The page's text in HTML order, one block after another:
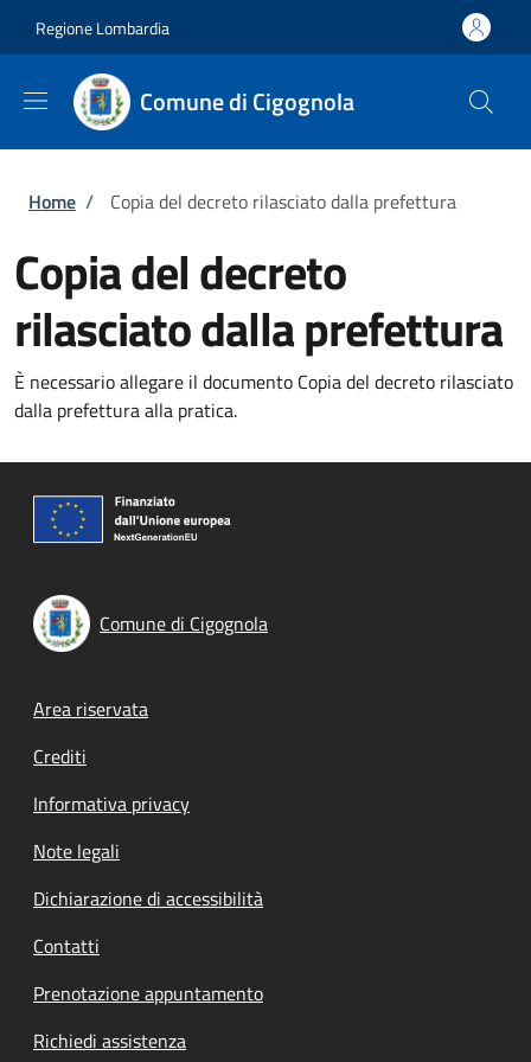
Regione Lombardia
Comune di Cigognola
Briciole di pane
Home / Copia del decreto rilasciato dalla prefettura
Copia del decreto
rilasciato dalla prefettura
È necessario allegare il documento Copia del decreto rilasciato
dalla prefettura alla pratica.
Comune di Cigognola
Footer menu
Area riservata
Crediti
Informativa privacy
Note legali
Dichiarazione di accessibilità
Contatti
Prenotazione appuntamento
Richiedi assistenza